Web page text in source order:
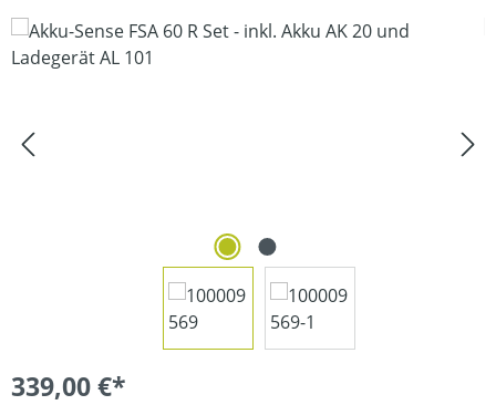
Bildergalerie überspringen
339,00 €*